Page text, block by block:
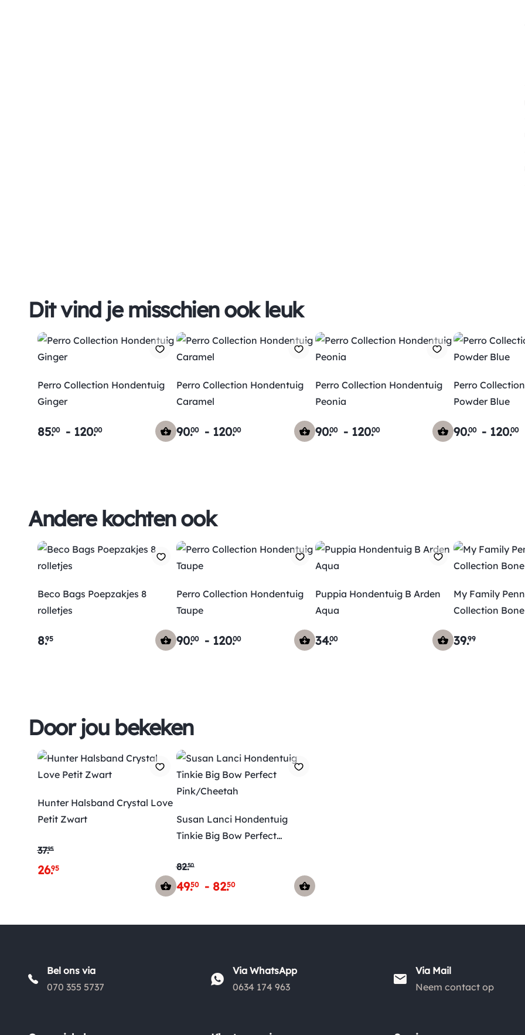
Dit vind je misschien ook leuk
Perro Collection Hondentuig
Ginger
85.00 - 120.00
Perro Collection Hondentuig
Caramel
90.00 - 120.00
Perro Collection Hondentuig
Peonia
90.00 - 120.00
Perro
Powder Blue
90.00 - 120.00
Andere kochten ook
Beco Bags Poepzakjes 8
rolletjes
8.95
Perro Collection Hondentuig
Taupe
90.00 - 120.00
Puppia Hondentuig B Arden
Aqua
34.00
My Family
Collection
39.99
Door jou bekeken
Hunter Halsband Crystal Love
Petit Zwart
37.95
26.95
Susan Lanci Hondentuig
Tinkie Big Bow Perfect
82.50
49.50 - 82.50
Bel ons via
070 355 5737
Via WhatsApp
0634 174 963
Via Mail
Neem contact op